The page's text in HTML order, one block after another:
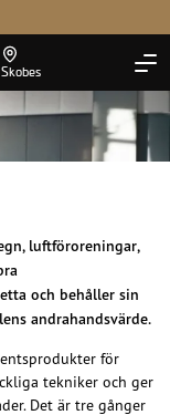
luftföroreningar,
och behåller sin
andrahandsvärde.
för
tekniker och ger
Det är tre gånger